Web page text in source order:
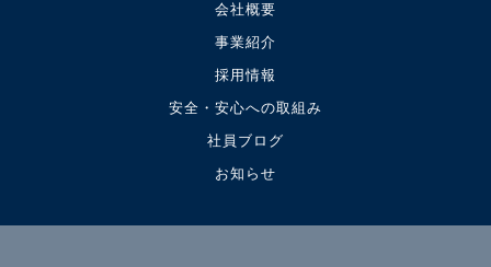
会社概要
事業紹介
採用情報
安全・安心への取組み
社員ブログ
お知らせ